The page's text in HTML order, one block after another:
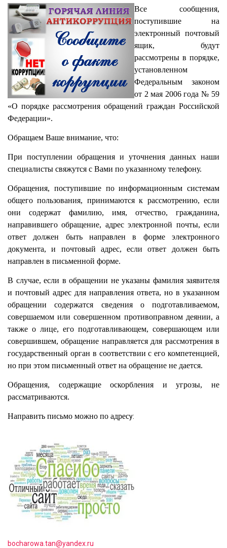
Все сообщения,
поступившие на
электронный почтовый
ящик, будут
рассмотрены в порядке,
установленном
Федеральным законом
от 2 мая 2006 года № 59
«О порядке рассмотрения обращений граждан Российской
Федерации».
Обращаем Ваше внимание, что:
При поступлении обращения и уточнения данных наши
специалисты свяжутся с Вами по указанному телефону.
Обращения, поступившие по информационным системам
общего пользования, принимаются к рассмотрению, если
они содержат фамилию, имя, отчество, гражданина,
направившего обращение, адрес электронной почты, если
ответ должен быть направлен в форме электронного
документа, и почтовый адрес, если ответ должен быть
направлен в письменной форме.
В случае, если в обращении не указаны фамилия заявителя
и почтовый адрес для направления ответа, но в указанном
обращении содержатся сведения о подготавливаемом,
совершаемом или совершенном противоправном деянии, а
также о лице, его подготавливающем, совершающем или
совершившем, обращение направляется для рассмотрения в
государственный орган в соответствии с его компетенцией,
но при этом письменный ответ на обращение не дается.
Обращения, содержащие оскорбления и угрозы, не
рассматриваются.
Направить письмо можно по адресу:
bocharowa.tan@yandex.ru